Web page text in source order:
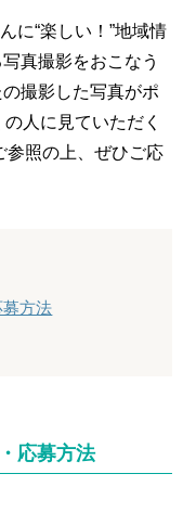
に“楽しい！”地域情
真撮影をおこなう
撮影した写真がポ
人に見ていただく
参照の上、ぜひご応
方法
応募方法